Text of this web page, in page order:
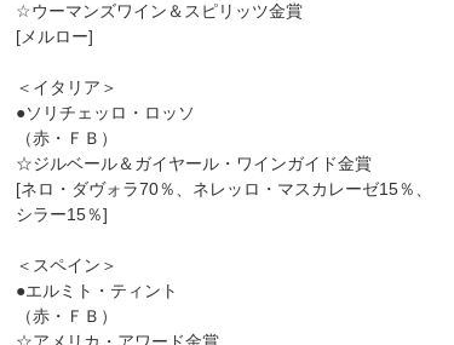
☆ウーマンズワイン＆スピリッツ金賞
[メルロー]
＜イタリア＞
●ソリチェッロ・ロッソ
（赤・ＦＢ）
☆ジルベール＆ガイヤール・ワインガイド金賞
[ネロ・ダヴォラ70％、ネレッロ・マスカレーゼ15％、
シラー15％]
＜スペイン＞
●エルミト・ティント
（赤・ＦＢ）